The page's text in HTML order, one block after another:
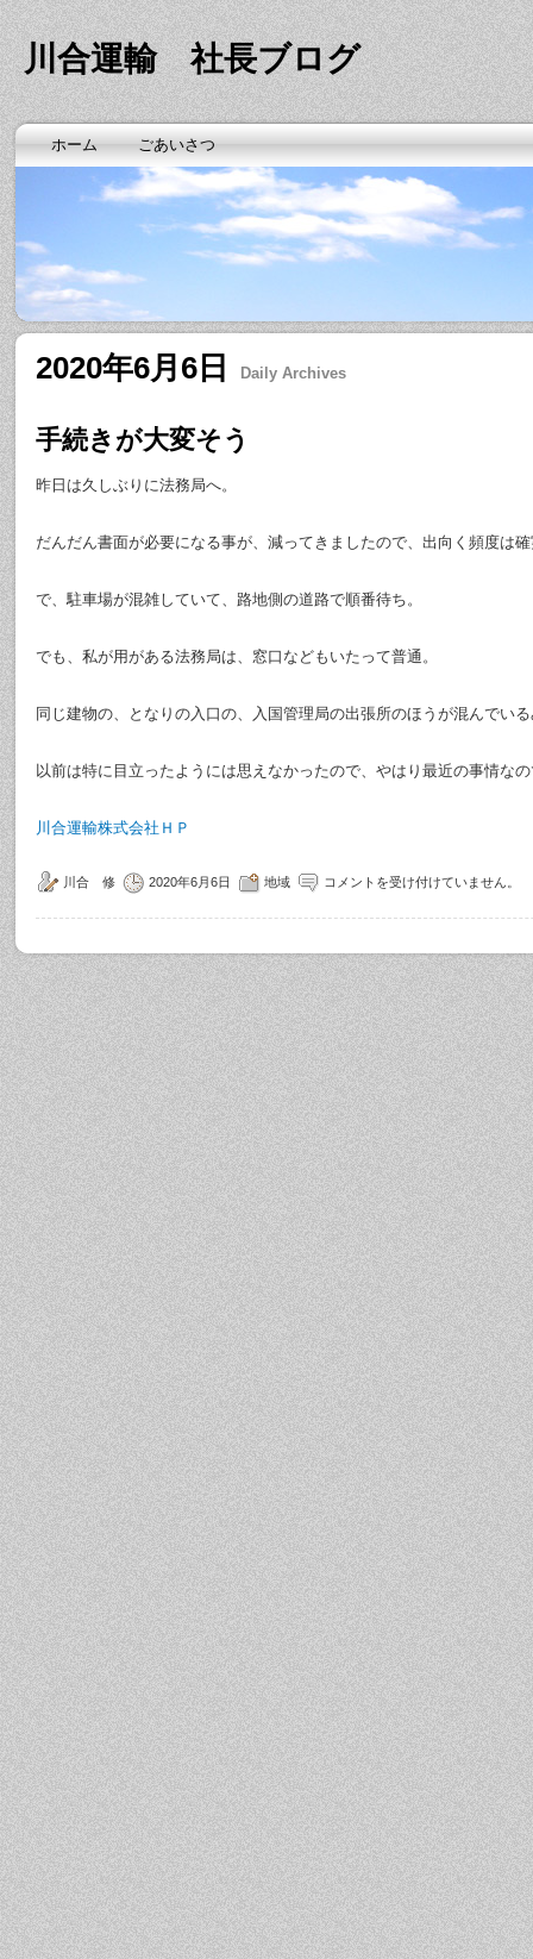
川合運輸 社長ブログ
ホーム ごあいさつ
2020年6月6日 Daily Archives
手続きが大変そう
昨日は久しぶりに法務局へ。
だんだん書面が必要になる事が、減ってきましたので、出向く頻度は
で、駐車場が混雑していて、路地側の道路で順番待ち。
でも、私が用がある法務局は、窓口などもいたって普通。
同じ建物の、となりの入口の、入国管理局の出張所のほうが混んでい
以前は特に目立ったようには思えなかったので、やはり最近の事情な
川合運輸株式会社ＨＰ
川合 修 2020年6月6日 地域 コメントを受け付けていません。